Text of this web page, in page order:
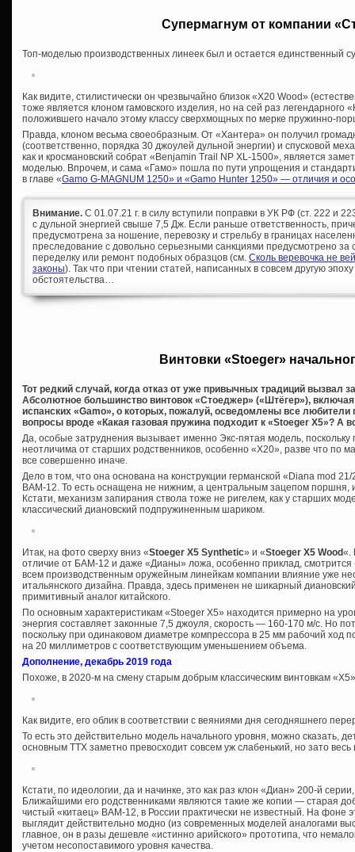
Супермагнум от компании
Топ-моделью производственных линеек был и остается единственный
Как видите, стилистически он чрезвычайно близок «Х20 Wood»
тоже является клоном гамовского изделия, но на сей раз легендарного
положившего начало этому классу сверхмощных по мерке пружинно-
Правда, клоном весьма своеобразным. От «Хантера» он получил
(соответственно, порядка 30 джоулей дульной энергии) и спусковой
как и кросмановский собрат «Benjamin Trail NP XL-1500», является
моделью. Впрочем, и сама «Гамо» пошла по пути упрощения и
в главе «Gamo G-MAGNUM 1250» и «Gamo Hunter 1250» — отличия и
Внимание. С 01.07.21 г. в силу вступили поправки в УК РФ (ст. 222 и
с дульной энергией свыше 7,5 Дж. Если раньше ответственность,
предусмотрена за ношение, перевозку и стрельбу в границах
преследование с довольно серьезными санкциями предусмотрено за
переделку или ремонт подобных образцов (см. Сколь веревочка не
законы). Так что при чтении статей, написанных в совсем другую
обстоятельства…
Винтовки «Stoeger»
Тот редкий случай, когда отказ от уже привычных традиций вызвал
Абсолютное большинство винтовок «Стоеджер» («Штёгер»),
испанских «Gamo», о которых, пожалуй, осведомлены все любители
вопросы вроде «Какая газовая пружина подходит к «Stoeger Х5»? А
Да, особые затруднения вызывает именно Экс-пятая модель, поскольку
неотличима от старших родственников, особенно «Х20», разве что по
все совершенно иначе.
Дело в том, что она основана на конструкции германской «Diana mod 21/
BAM-12. То есть оснащена не нижним, а центральным зацепом поршня,
Кстати, механизм запирания ствола тоже не ригелем, как у старших
классический диановский подпружиненным шариком.
Итак, на фото сверху вниз «Stoeger X5 Synthetic» и «Stoeger X5 Wood«.
отличие от БАМ-12 и даже «Дианы» ложа, особенно приклад,
всем производственным оружейным линейкам компании влияние уже
итальянского дизайна. Правда, здесь применен не шикарный
примитивный аналог китайского.
По основным характеристикам «Stoeger X5» находится примерно на
энергия составляет законные 7,5 джоуля, скорость — 160-170 м/с. Но
поскольку при одинаковом диаметре компрессора в 25 мм рабочий
на 20 миллиметров с соответствующим уменьшением объема.
Дополнение, декабрь 2019 года
Похоже, в 2020-м на смену старым добрым классическим винтовкам
Как видите, его облик в соответствии с веяниями дня сегодняшнего
То есть это действительно модель начального уровня, можно сказать,
основным ТТХ заметно превосходит совсем уж слабенький, но зато весь
Кстати, по идеологии, да и начинке, это как раз клон «Диан» 200-й
Ближайшими его родственниками являются такие же копии — старая
чистый «китаец» BAM-12, в России практически не известный. На фоне
выглядит действительно модно (из современных моделей аналогами
главное, он в разы дешевле «истинно арийского» прототипа, что
учетом несопоставимого уровня качества.